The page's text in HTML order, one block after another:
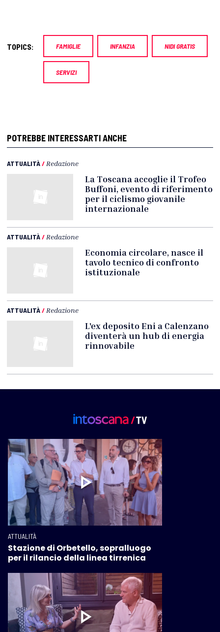
TOPICS: FAMIGLIE INFANZIA NIDI GRATIS
SERVIZI
POTREBBE INTERESSARTI ANCHE
ATTUALITÀ/ Redazione
La Toscana accoglie il Trofeo
Buffoni, evento di riferimento
per il ciclismo giovanile
internazionale
ATTUALITÀ/ Redazione
Economia circolare, nasce il
tavolo tecnico di confronto
istituzionale
ATTUALITÀ/ Redazione
L'ex deposito Eni a Calenzano
diventerà un hub di energia
rinnovabile
ATTUALITÀ
Stazione di Orbetello, sopralluogo
per il rilancio della linea tirrenica